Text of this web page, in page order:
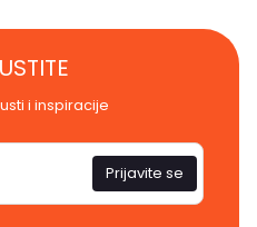
i inspiracije
Prijavite se